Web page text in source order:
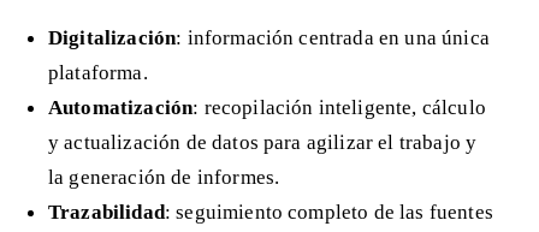
Digitalización: información centrada en una única
plataforma.
Automatización: recopilación inteligente, cálculo
y actualización de datos para agilizar el trabajo y
la generación de informes.
Trazabilidad: seguimiento completo de las fuentes